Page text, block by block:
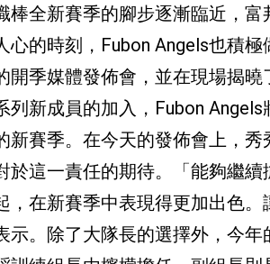
棒全新賽季的腳步逐漸臨近，
心的時刻，Fubon Angels也積
開季媒體發佈會，並在現場揭
列新成員的加入，Fubon
新賽季。在今天的發佈會上，
於這一責任的期待。「能夠繼
，在新賽季中表現得更加出色
示。除了大隊長的選擇外，今